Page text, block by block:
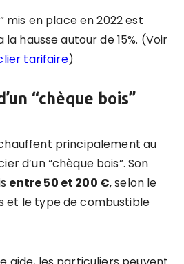
mis en place en 2022 est
hausse autour de 15%. (Voir
tarifaire)
“chèque bois”
principalement au
d’un “chèque bois”. Son
entre 50 et 200 €, selon le
et le type de combustible